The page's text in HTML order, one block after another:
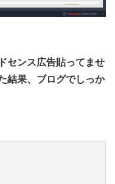
センス広告貼ってませ
結果、ブログでしっか